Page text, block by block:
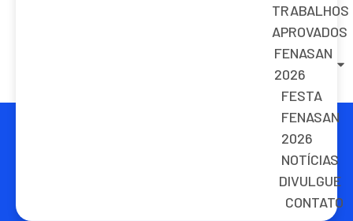
TRABALHOS
APROVADOS
FENASAN
2026
FESTA
FENASAN
2026
NOTÍCIAS
DIVULGUE
CONTATO